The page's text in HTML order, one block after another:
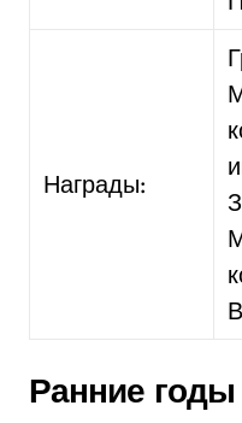
Награды:
Ранние годы